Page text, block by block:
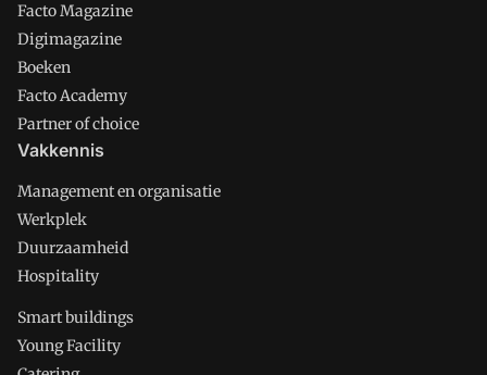
Facto Magazine
Digimagazine
Boeken
Facto Academy
Partner of choice
Vakkennis
Management en organisatie
Werkplek
Duurzaamheid
Hospitality
Smart buildings
Young Facility